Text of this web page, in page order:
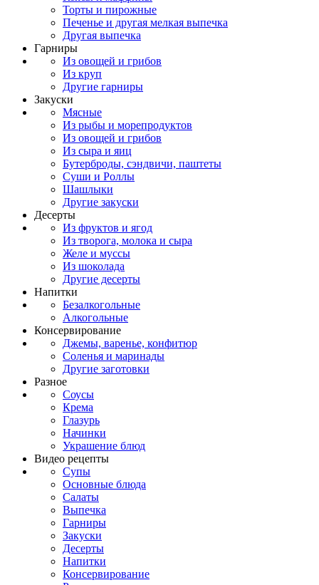
Торты и пирожные
Печенье и другая мелкая выпечка
Другая выпечка
Гарниры
Из овощей и грибов
Из круп
Другие гарниры
Закуски
Мясные
Из рыбы и морепродуктов
Из овощей и грибов
Из сыра и яиц
Бутерброды, сэндвичи, паштеты
Суши и Роллы
Шашлыки
Другие закуски
Десерты
Из фруктов и ягод
Из творога, молока и сыра
Желе и муссы
Из шоколада
Другие десерты
Напитки
Безалкогольные
Алкогольные
Консервирование
Джемы, варенье, конфитюр
Соленья и маринады
Другие заготовки
Разное
Соусы
Крема
Глазурь
Начинки
Украшение блюд
Видео рецепты
Супы
Основные блюда
Салаты
Выпечка
Гарниры
Закуски
Десерты
Напитки
Консервирование